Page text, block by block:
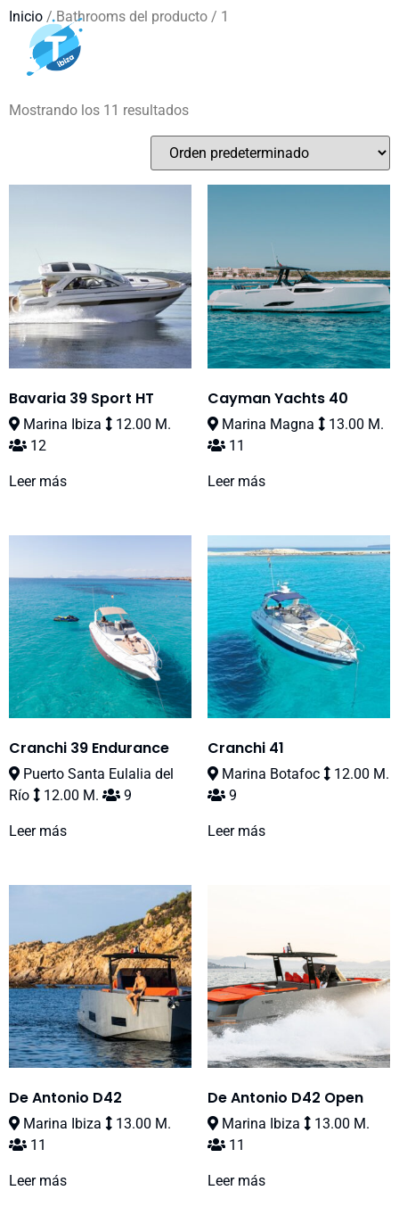
Inicio / Bathrooms del producto / 1
Mostrando los 11 resultados
Bavaria 39 Sport HT
Marina Ibiza
12.00 M.
12
Leer más
Cayman Yachts 40
Marina Magna
13.00 M.
11
Leer más
Cranchi 39 Endurance
Puerto Santa Eulalia del
Río
12.00 M. 9
Leer más
Cranchi 41
Marina Botafoc
12.00 M.
9
Leer más
De Antonio D42
Marina Ibiza
13.00 M.
11
Leer más
De Antonio D42 Open
Marina Ibiza
13.00 M.
11
Leer más